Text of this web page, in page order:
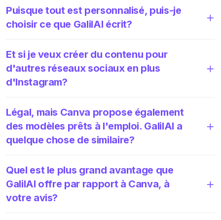
Puisque tout est personnalisé, puis-je
choisir ce que GalilAI écrit?
Et si je veux créer du contenu pour
d'autres réseaux sociaux en plus
d'Instagram?
Légal, mais Canva propose également
des modèles prêts à l'emploi. GalilAI a
quelque chose de similaire?
Quel est le plus grand avantage que
GalilAI offre par rapport à Canva, à
votre avis?